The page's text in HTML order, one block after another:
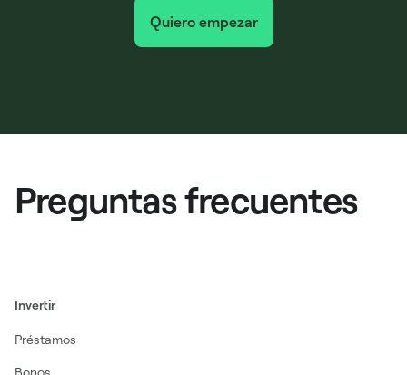
Quiero empezar
Preguntas frecuentes
Invertir
Préstamos
Bonos